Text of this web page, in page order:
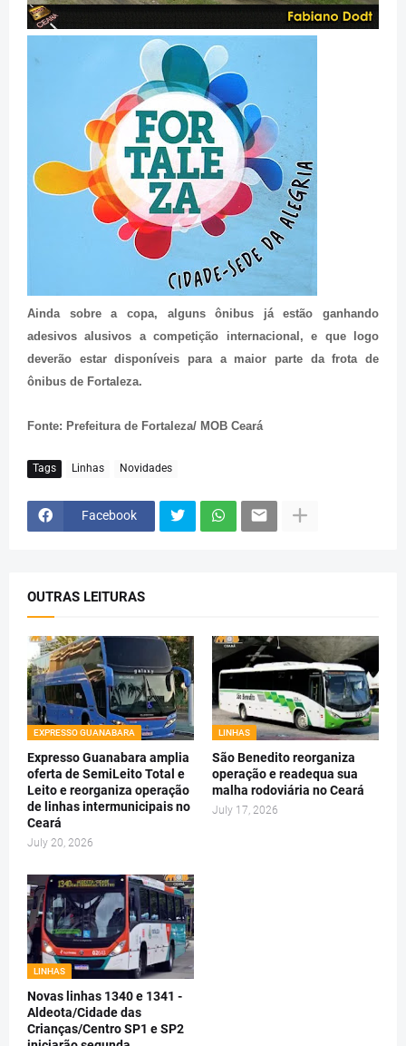
Ainda sobre a copa, alguns ônibus já estão ganhando
adesivos alusivos a competição internacional, e que logo
deverão estar disponíveis para a maior parte da frota de
ônibus de Fortaleza.
Fonte: Prefeitura de Fortaleza/ MOB Ceará
Tags Linhas Novidades
Facebook
OUTRAS LEITURAS
EXPRESSO GUANABARA
Expresso Guanabara amplia
oferta de SemiLeito Total e
Leito e reorganiza operação
de linhas intermunicipais no
Ceará
July 20, 2026
LINHAS
São Benedito reorganiza
operação e readequa sua
malha rodoviária no Ceará
July 17, 2026
LINHAS
Novas linhas 1340 e 1341 -
Aldeota/Cidade das
Crianças/Centro SP1 e SP2